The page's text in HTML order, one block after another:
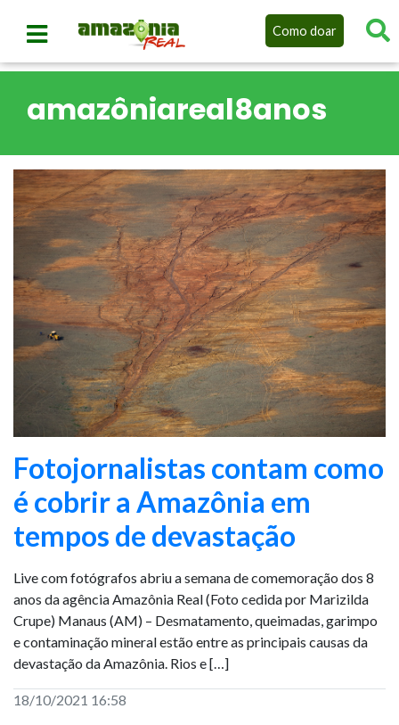
Como doar
amazôniareal8anos
Fotojornalistas contam como
é cobrir a Amazônia em
tempos de devastação
Live com fotógrafos abriu a semana de comemoração dos 8
anos da agência Amazônia Real (Foto cedida por Marizilda
Crupe) Manaus (AM) – Desmatamento, queimadas, garimpo
e contaminação mineral estão entre as principais causas da
devastação da Amazônia. Rios e […]
18/10/2021 16:58